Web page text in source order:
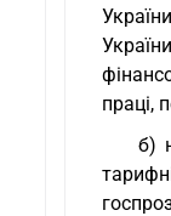
праці,
б)